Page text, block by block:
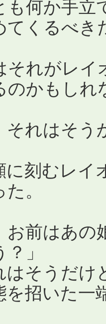
も何か手立
てくるべ
れがレイ
のかも
それはそ
刻むレイ
。
お前はあ
」
はそうだ
を招いた